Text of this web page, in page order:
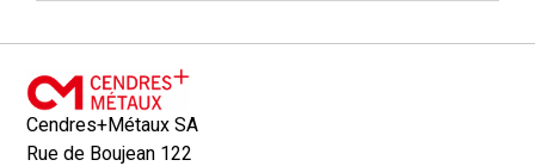
Cendres+Métaux SA
Rue de Boujean 122